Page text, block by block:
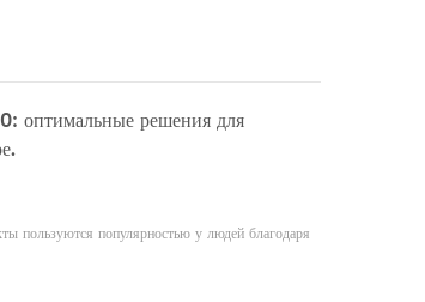
оптимальные решения для
пользуются популярностью у людей благодаря